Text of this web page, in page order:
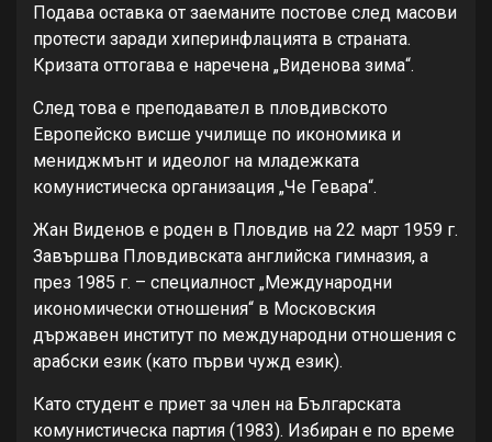
Подава оставка от заеманите постове след масови
протести заради хиперинфлацията в страната.
Кризата оттогава е наречена „Виденова зима“.
След това е преподавател в пловдивското
Европейско висше училище по икономика и
мениджмънт и идеолог на младежката
комунистическа организация „Че Гевара“.
Жан Виденов е роден в Пловдив на 22 март 1959 г.
Завършва Пловдивската английска гимназия, а
през 1985 г. – специалност „Международни
икономически отношения“ в Московския
държавен институт по международни отношения с
арабски език (като първи чужд език).
Като студент е приет за член на Българската
комунистическа партия (1983). Избиран е по време